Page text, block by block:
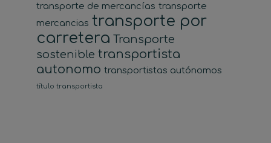
transporte de mercancías transporte
mercancias transporte por
carretera Transporte
sostenible transportista
autonomo transportistas autónomos
título transportista